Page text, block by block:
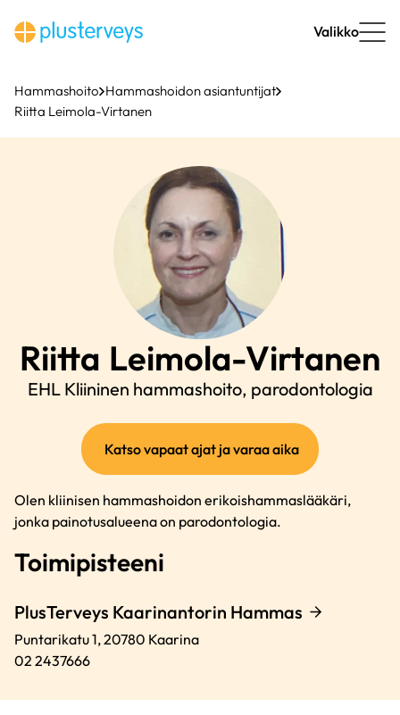
sisältöön
Valikko
Hammashoito Hammashoidon asiantuntijat
Riitta Leimola-Virtanen
Riitta Leimola-Virtanen
EHL Kliininen hammashoito, parodontologia
Katso vapaat ajat ja varaa aika(ulkoinen
linkki)
Olen kliinisen hammashoidon erikoishammaslääkäri,
jonka painotusalueena on parodontologia.
Toimipisteeni
PlusTerveys Kaarinantorin Hammas
Puntarikatu 1,20780 Kaarina
02 2437666